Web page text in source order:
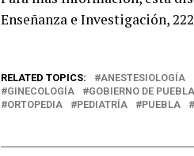
Enseñanza e Investigación,
RELATED TOPICS: ANESTESIOLOGÍA
GINECOLOGÍA
GOBIERNO DE PUEBLA
ORTOPEDIA
PEDIATRÍA PUEBLA